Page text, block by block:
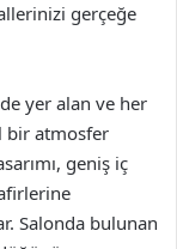
gerçeğe
yer alan ve her
bir atmosfer
geniş iç
Salonda bulunan